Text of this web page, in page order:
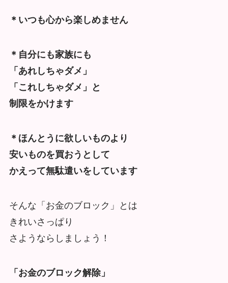
＊いつも心から楽しめません
＊自分にも家族にも
「あれしちゃダメ」
「これしちゃダメ」と
制限をかけます
＊ほんとうに欲しいものより
安いものを買おうとして
かえって無駄遣いをしています
そんな「お金のブロック」とは
きれいさっぱり
さようならしましょう！
「お金のブロック解除」